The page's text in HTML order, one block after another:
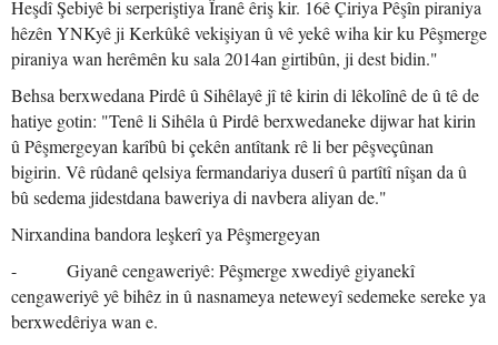
Heşdî Şebiyê bi serperiştiya Îranê êriş kir. 16ê Çiriya Pêşîn piraniya
hêzên YNKyê ji Kerkûkê vekişiyan û vê yekê wiha kir ku Pêşmerge
piraniya wan herêmên ku sala 2014an girtibûn, ji dest bidin."
Behsa berxwedana Pirdê û Sihêlayê jî tê kirin di lêkolînê de û tê de
hatiye gotin: "Tenê li Sihêla û Pirdê berxwedaneke dijwar hat kirin
û Pêşmergeyan karîbû bi çekên antîtank rê li ber pêşveçûnan
bigirin. Vê rûdanê qelsiya fermandariya duserî û partîtî nîşan da û
bû sedema jidestdana baweriya di navbera aliyan de."
Nirxandina bandora leşkerî ya Pêşmergeyan
- Giyanê cengaweriyê: Pêşmerge xwediyê giyanekî
cengaweriyê yê bihêz in û nasnameya neteweyî sedemeke sereke ya
berxwedêriya wan e.